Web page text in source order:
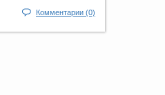
Комментарии (0)